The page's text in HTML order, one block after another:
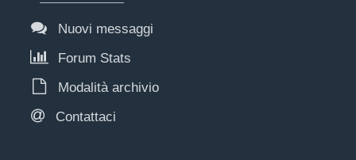
Nuovi messaggi
Forum Stats
Modalità archivio
Contattaci